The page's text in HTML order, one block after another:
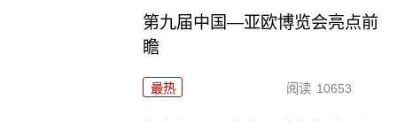
第九届中国—亚欧博览会亮点前
瞻
最热 阅读 10653